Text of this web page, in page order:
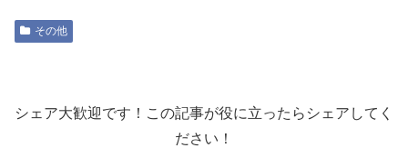
その他
シェア大歓迎です！この記事が役に立ったらシェアしてく
ださい！